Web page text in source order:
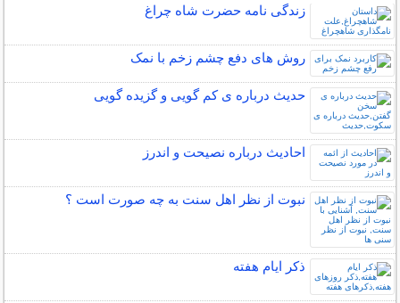
زندگی نامه حضرت شاه چراغ
روش های دفع چشم زخم با نمک
حدیث درباره ی کم گویی و گزیده گویی
احادیث درباره نصیحت و اندرز
نبوت از نظر اهل سنت به چه صورت است ؟
ذکر ایام هفته